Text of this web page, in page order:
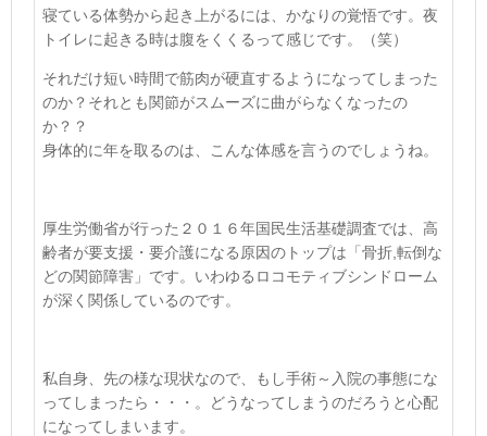
寝ている体勢から起き上がるには、かなりの覚悟です。夜
トイレに起きる時は腹をくくるって感じです。（笑）
それだけ短い時間で筋肉が硬直するようになってしまった
のか？それとも関節がスムーズに曲がらなくなったの
か？？
身体的に年を取るのは、こんな体感を言うのでしょうね。
厚生労働省が行った２０１６年国民生活基礎調査では、高
齢者が要支援・要介護になる原因のトップは「骨折 転倒な
どの関節障害」です。いわゆるロコモティブシンドローム
が深く関係しているのです。
私自身、先の様な現状なので、もし手術～入院の事態にな
ってしまったら・・・。どうなってしまうのだろうと心配
になってしまいます。